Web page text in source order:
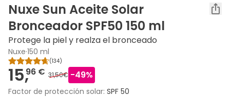
Nuxe Sun Aceite Solar
Bronceador SPF50 150 ml
Protege la piel y realza el bronceado
Nuxe·150 ml
(134)
15,96 € 31,50€ -49%
Factor de protección solar: SPF 50